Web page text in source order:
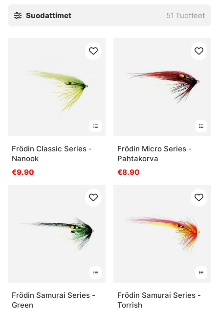
Suodattimet 51 Tuotteet
Frödin Classic Series -
Nanook
€9.90
Frödin Micro Series -
Pahtakorva
€8.90
Frödin Samurai Series -
Green
Frödin Samurai Series -
Torrish